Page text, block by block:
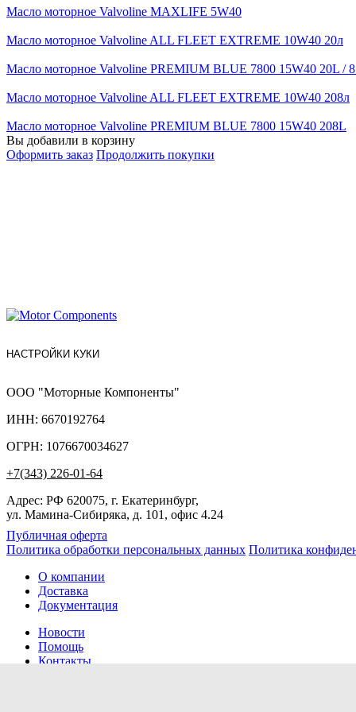
Масло моторное Valvoline MAXLIFE 5W40
Масло моторное Valvoline ALL FLEET EXTREME 10W40 20л
Масло моторное Valvoline PREMIUM BLUE 7800 15W40 20L /
Масло моторное Valvoline ALL FLEET EXTREME 10W40 208л
Масло моторное Valvoline PREMIUM BLUE 7800 15W40 208L
Вы добавили в корзину
Оформить заказ Продолжить покупки
НАСТРОЙКИ КУКИ
ООО "Моторные Компоненты"
ИНН: 6670192764
ОГРН: 1076670034627
+7(343) 226-01-64
Адрес: РФ 620075, г. Екатеринбург,
ул. Мамина-Сибиряка, д. 101, офис 4.24
Публичная оферта
Политика обработки персональных данных Политика
О компании
Доставка
Документация
Новости
Помощь
Контакты